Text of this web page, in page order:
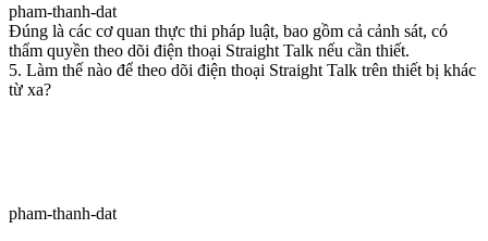
pham-thanh-dat
Đúng là các cơ quan thực thi pháp luật, bao gồm cả cảnh sát, có
thẩm quyền theo dõi điện thoại Straight Talk nếu cần thiết.
5. Làm thế nào để theo dõi điện thoại Straight Talk trên thiết bị khác
từ xa?
pham-thanh-dat